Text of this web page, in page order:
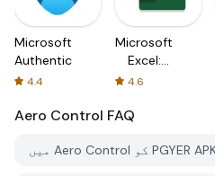
Microsoft
Authenticator
4.4
Microsoft
Excel:
Spreadsheets
4.6
Aero Control FAQ